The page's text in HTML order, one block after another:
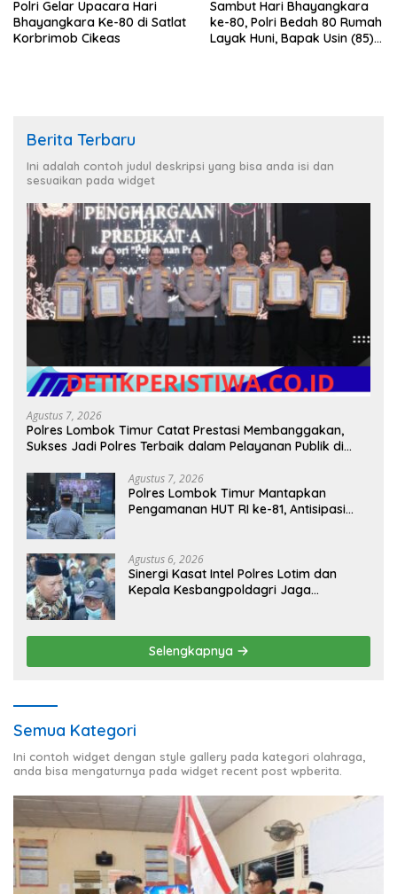
Polri Gelar Upacara Hari
Bhayangkara Ke-80 di Satlat
Korbrimob Cikeas
Sambut Hari Bhayangkara
ke-80, Polri Bedah 80 Rumah
Layak Huni, Bapak Usin (85)
Berita Terbaru
Ini adalah contoh judul deskripsi yang bisa anda isi dan
sesuaikan pada widget
Agustus 7, 2026
Polres Lombok Timur Catat Prestasi Membanggakan,
Sukses Jadi Polres Terbaik dalam Pelayanan Publik di
Agustus 7, 2026
Polres Lombok Timur Mantapkan
Pengamanan HUT RI ke-81, Antisipasi
Agustus 6, 2026
Sinergi Kasat Intel Polres Lotim dan
Kepala Kesbangpoldagri Jaga
Selengkapnya
Semua Kategori
Ini contoh widget dengan style gallery pada kategori olahraga,
anda bisa mengaturnya pada widget recent post wpberita.